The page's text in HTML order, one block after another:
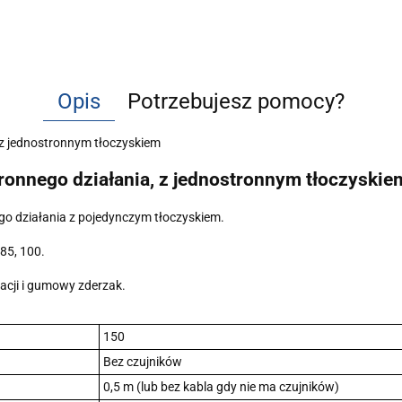
Opis Potrzebujesz pomocy?
jednostronnym tłoczyskiem
działania, z jednostronnym
działania z pojedynczym tłoczyskiem.
100.
i gumowy zderzak.
150
Bez czujników
0,5 m (lub bez kabla gdy nie ma czujników)